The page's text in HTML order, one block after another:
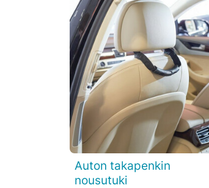
 Pikakatselu
Auton takapenkin
nousutuki